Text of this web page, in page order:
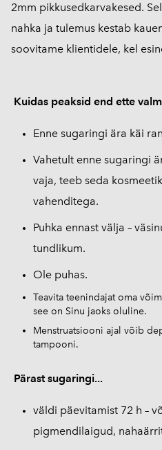
2mm pikkusedkarvakesed.
nahka ja tulemus kestab
soovitame klientidele, kel
Kuidas peaksid end ette
Enne sugaringi ära käi
Vahetult enne sugaringi
vaja, teeb seda
vahenditega.
Puhka ennast välja –
tundlikum.
Ole puhas.
Teavita teenindajat oma
see on Sinu jaoks oluline.
​Menstruatsiooni ajal võib
tampooni.
Pärast sugaringi...
väldi päevitamist 72 h –
pigmendilaigud,